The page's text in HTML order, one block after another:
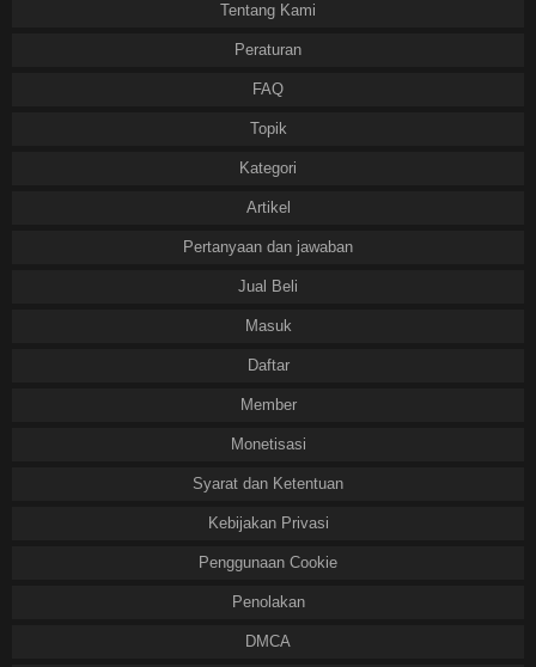
Tentang Kami
Peraturan
FAQ
Topik
Kategori
Artikel
Pertanyaan dan jawaban
Jual Beli
Masuk
Daftar
Member
Monetisasi
Syarat dan Ketentuan
Kebijakan Privasi
Penggunaan Cookie
Penolakan
DMCA